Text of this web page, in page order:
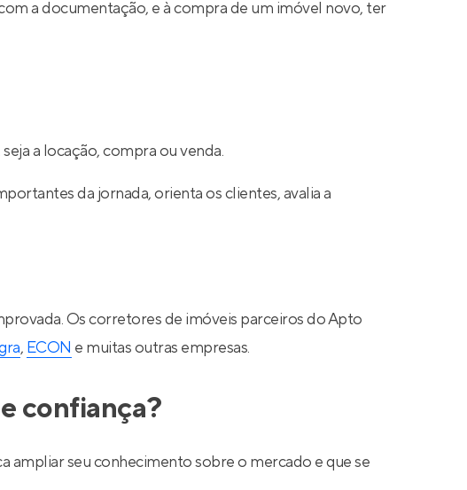
a documentação, e à compra de um imóvel novo, ter
a locação, compra ou venda.
da jornada, orienta os clientes, avalia a
Os corretores de imóveis parceiros do Apto
, ECON e muitas outras empresas.
confiança?
ampliar seu conhecimento sobre o mercado e que se